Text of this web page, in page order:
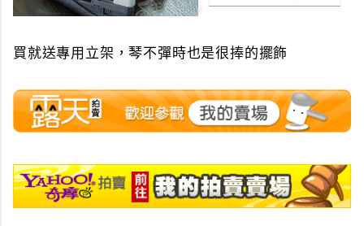
買就送專用立架，琴不彈時也是很捧的擺飾